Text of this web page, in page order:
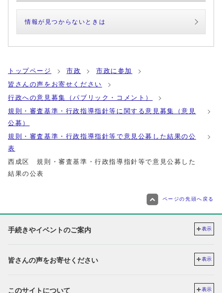
情報が見つからないときは
トップページ 市政
市政に参加
皆さんの声をお寄せください
行政への意見募集（パブリック・コメント）
規則・審査基準・行政指導指針等に関する意見募集（意見
公募）
規則・審査基準・行政指導指針等で意見公募した結果の公
表
西成区 規則・審査基準・行政指導指針等で意見公募した
結果の公表
ページの先頭へ戻る
手続きやイベントのご案内 表示
皆さんの声をお寄せください 表示
このサイトについて 表示